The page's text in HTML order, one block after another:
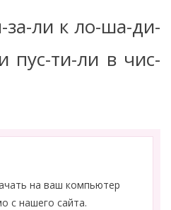
ли к ло-ша-ди-
пус-ти-ли в чис-
на ваш компьютер
с нашего сайта.